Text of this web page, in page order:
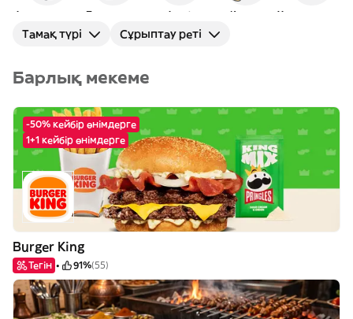
Америкалық Бургерлер Араб Кәуап
Тамақ түрі Сұрыптау реті
Барлық мекеме
-50% кейбір өнімдерге
1+1 кейбір өнімдерге
Burger King
Тегін 91%(55)